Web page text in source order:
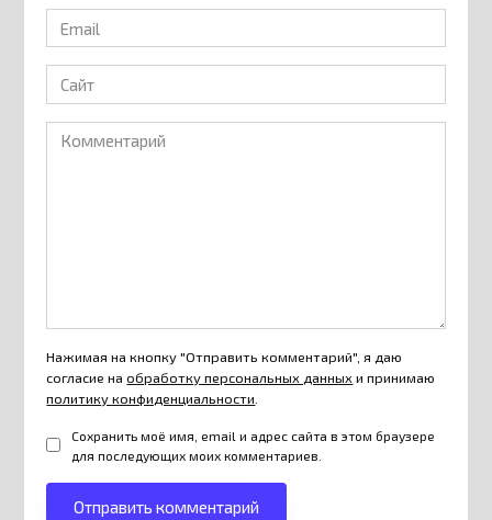
Email
*
Сайт
Комментарий
Нажимая на кнопку "Отправить комментарий", я даю
согласие наобработку персональных данных и принимаю
политику конфиденциальности
Сохранить моё имя, email и адрес сайта в этом браузере
для последующих моих комментариев.